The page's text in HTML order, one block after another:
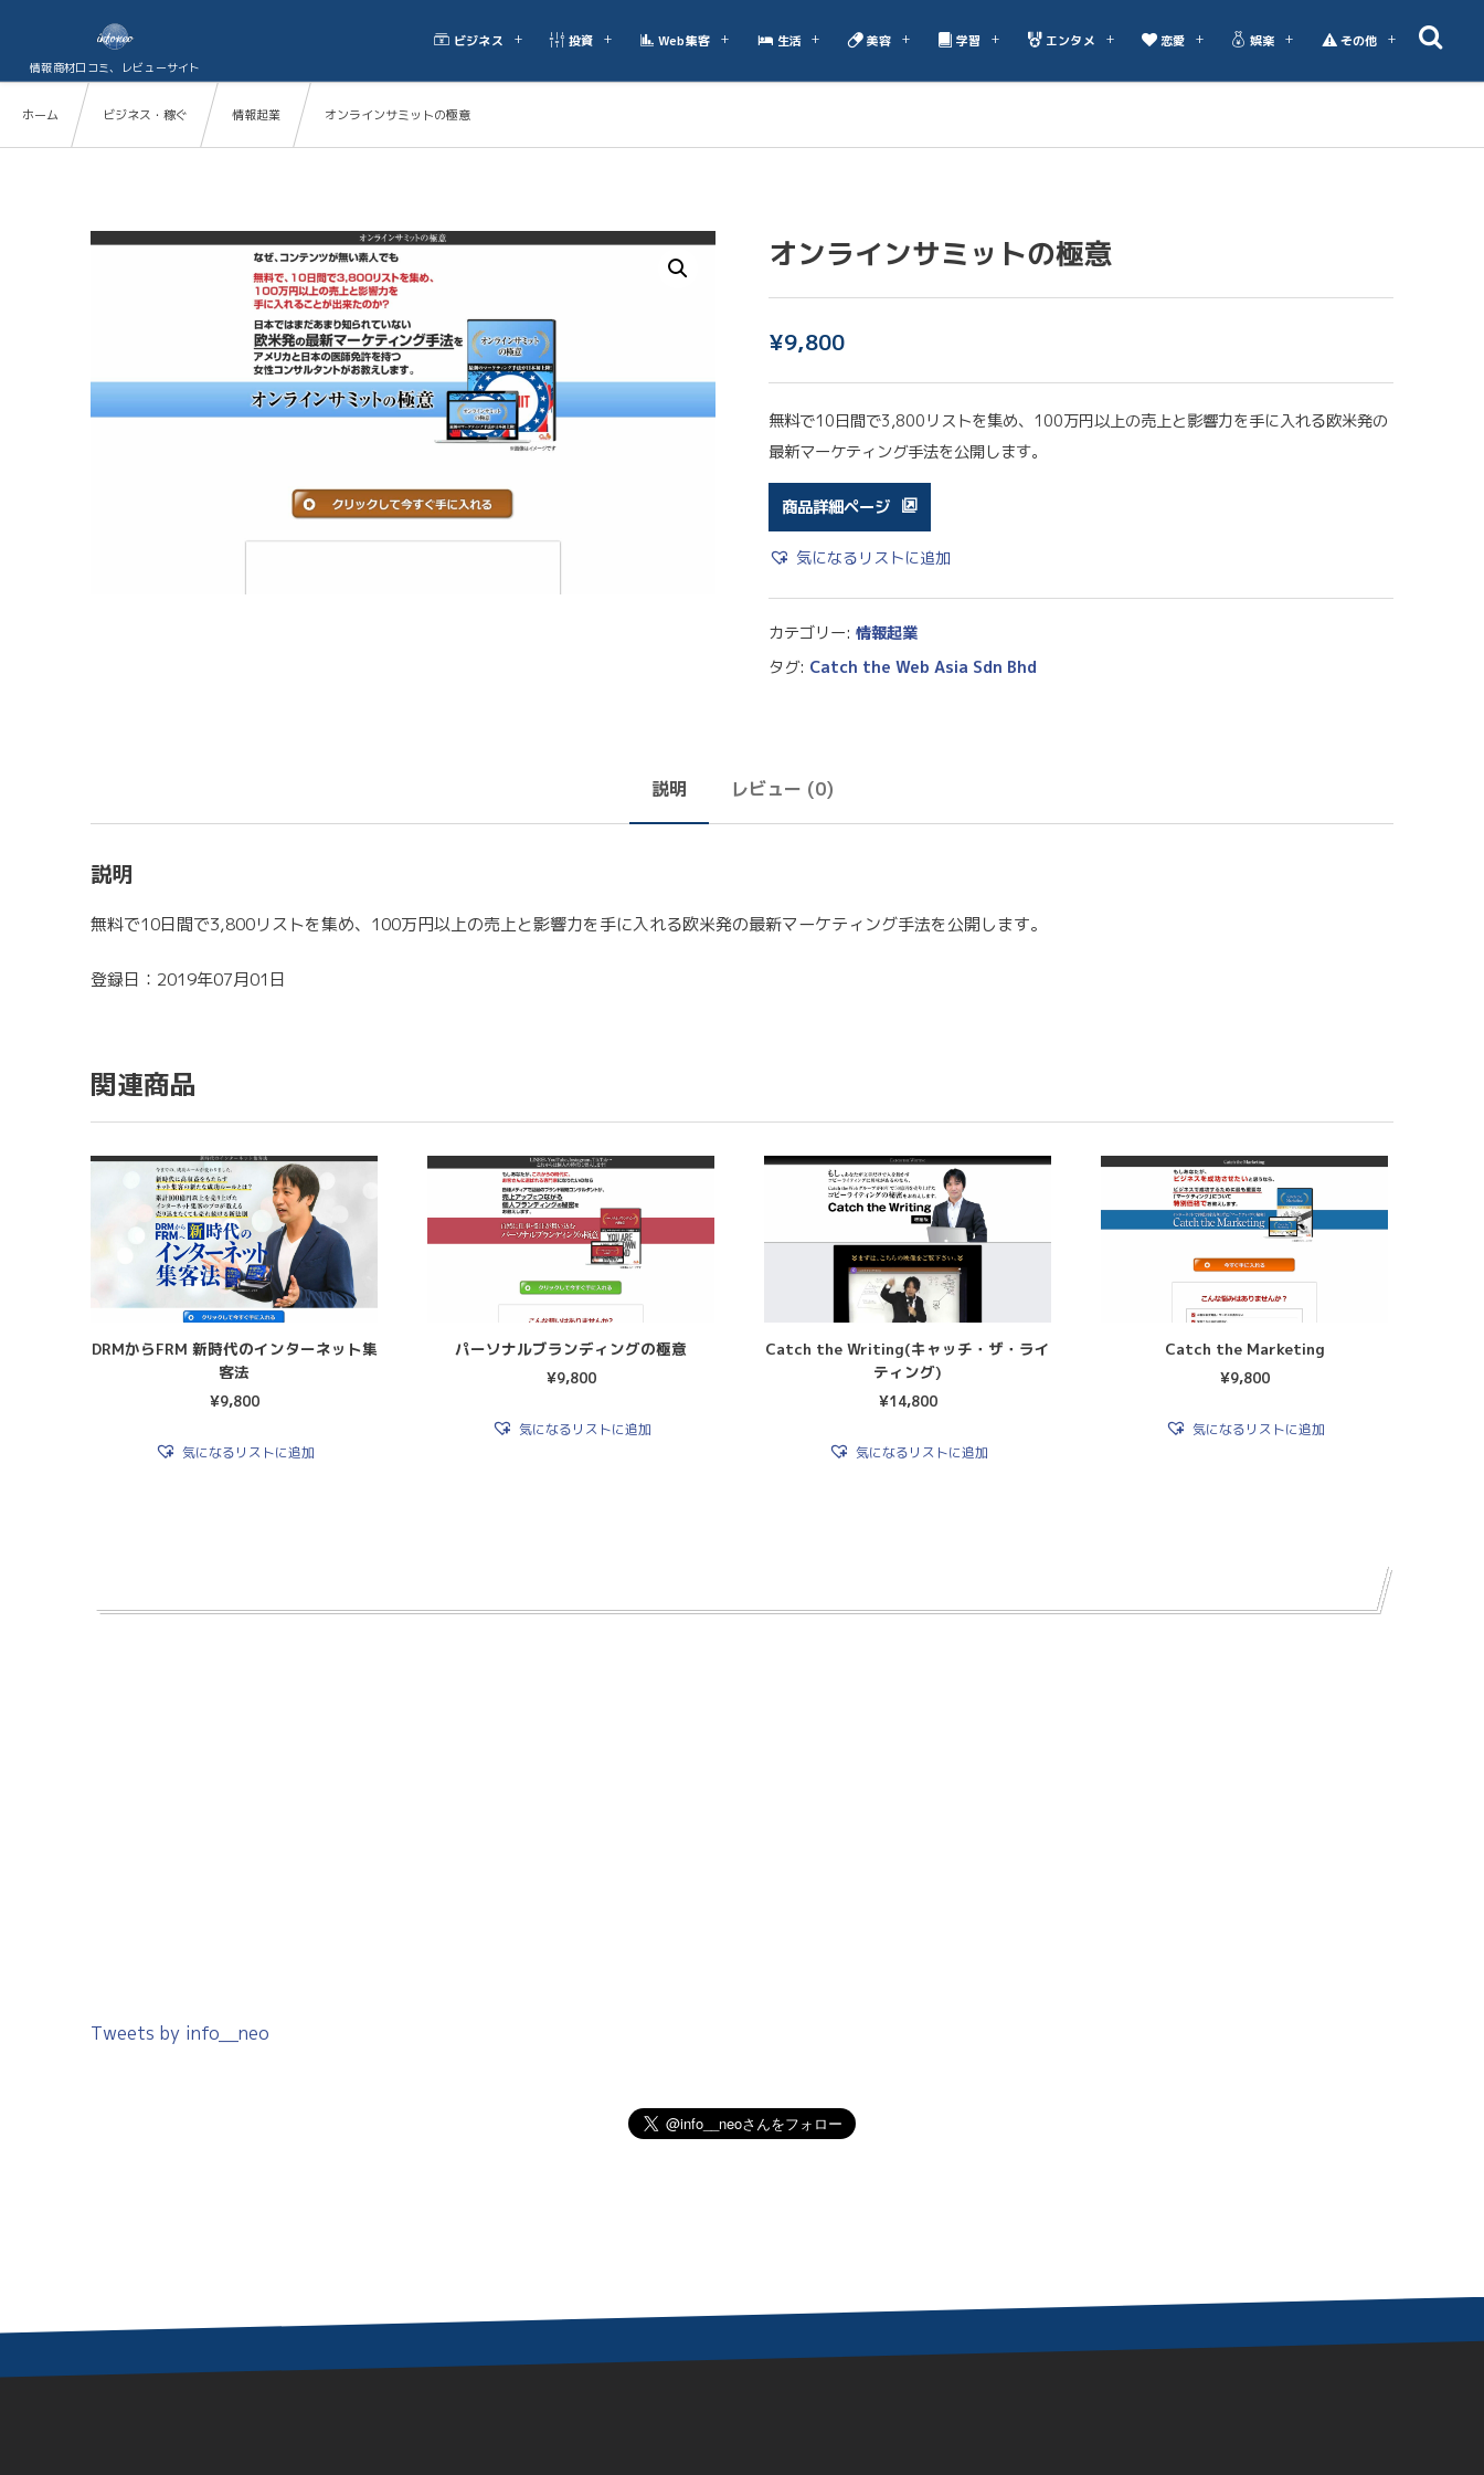
情報商材口コミ、レビューサイト
ビジネス 投資 Web集客 生活 美容 学習 エンタメ 恋愛 娯楽 その他
ホーム ビジネス・稼ぐ 情報起業 オンラインサミットの極意
オンラインサミットの極意
¥9,800
無料で10日間で3,800リストを集め、100万円以上の売上と影響力を手に入れる欧米発の
最新マーケティング手法を公開します。
商品詳細ページ
気になるリストに追加
カテゴリー: 情報起業
タグ: Catch the Web Asia Sdn Bhd
説明 レビュー (0)
説明
無料で10日間で3,800リストを集め、100万円以上の売上と影響力を手に入れる欧米発の最新マーケティング手法を公開します。
登録日：2019年07月01日
関連商品
DRMからFRM 新時代のインターネット集
客法
¥9,800
気になるリストに追加
パーソナルブランディングの極意
¥9,800
気になるリストに追加
Catch the Writing(キャッチ・ザ・ライ
ティング)
¥14,800
気になるリストに追加
Catch the Marketing
¥9,800
気になるリストに追加
Tweets by info__neo